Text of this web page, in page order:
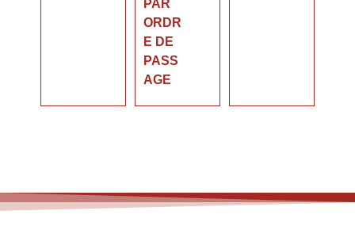
PAR
ORDR
E DE
PASS
AGE